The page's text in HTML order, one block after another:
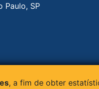
Paulo, SP
, a fim de obter